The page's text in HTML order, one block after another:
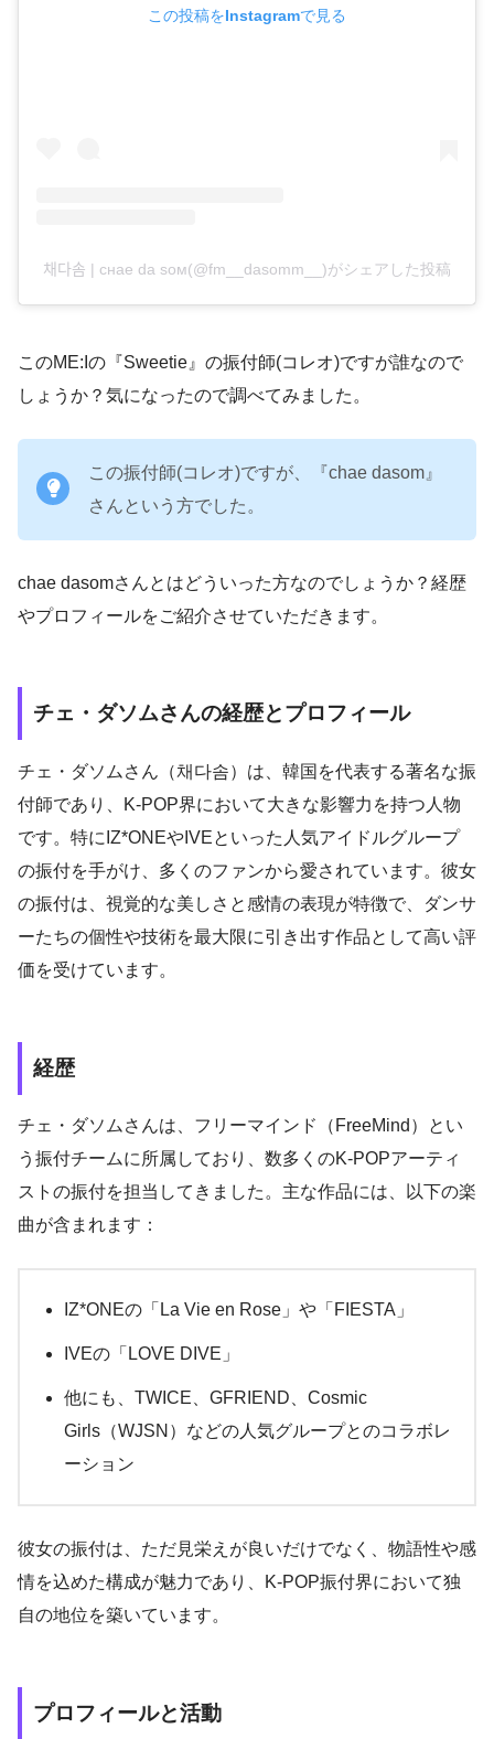
この投稿をInstagramで見る
채다솜 | снае dа sом(@fm__dasomm__)がシェアした投稿
このME:Iの『Sweetie』の振付師(コレオ)ですが誰なので
しょうか？気になったので調べてみました。
この振付師(コレオ)ですが、『chae dasom』
さんという方でした。
chae dasomさんとはどういった方なのでしょうか？経歴
やプロフィールをご紹介させていただきます。
チェ・ダソムさんの経歴とプロフィール
チェ・ダソムさん（채다솜）は、韓国を代表する著名な振
付師であり、K-POP界において大きな影響力を持つ人物
です。特にIZ*ONEやIVEといった人気アイドルグループ
の振付を手がけ、多くのファンから愛されています。彼女
の振付は、視覚的な美しさと感情の表現が特徴で、ダンサ
ーたちの個性や技術を最大限に引き出す作品として高い評
価を受けています。
経歴
チェ・ダソムさんは、フリーマインド（FreeMind）とい
う振付チームに所属しており、数多くのK-POPアーティ
ストの振付を担当してきました。主な作品には、以下の楽
曲が含まれます：
IZ*ONEの「La Vie en Rose」や「FIESTA」
IVEの「LOVE DIVE」
他にも、TWICE、GFRIEND、Cosmic
Girls（WJSN）などの人気グループとのコラボレ
ーション
彼女の振付は、ただ見栄えが良いだけでなく、物語性や感
情を込めた構成が魅力であり、K-POP振付界において独
自の地位を築いています。
プロフィールと活動